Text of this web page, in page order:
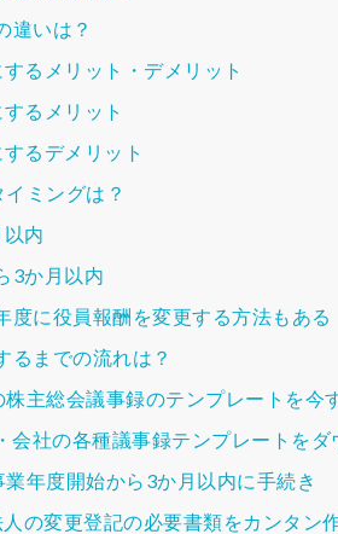
違いは？
るメリット・デメリット
るメリット
るデメリット
ミングは？
内
3か月以内
度に役員報酬を変更する方法もある
るまでの流れは？
株主総会議事録のテンプレートを今
会社の各種議事録テンプレートをダ
年度開始から3か月以内に手続き
人の変更登記の必要書類をカンタン